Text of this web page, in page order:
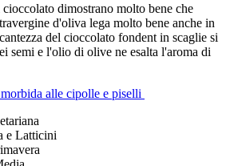
dimostrano molto bene che
d'oliva lega molto bene anche in
del cioccolato fondent in scaglie si
semi e l'olio di olive ne esalta l'aroma di
alle cipolle e piselli
e Latticini